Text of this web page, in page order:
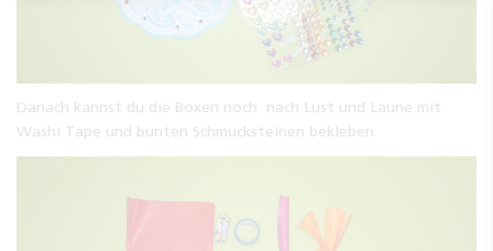
Danach kannst du die Boxen noch nach Lust und Laune mit
Washi Tape und bunten Schmucksteinen bekleben.